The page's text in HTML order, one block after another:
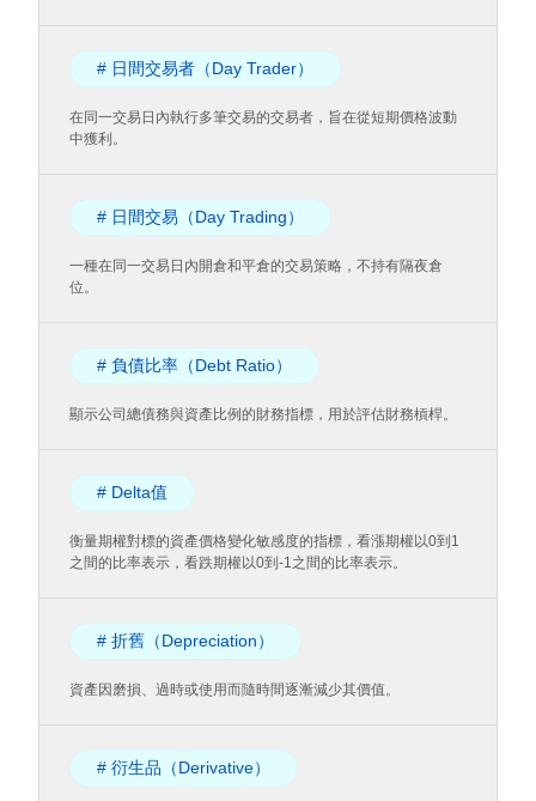
# 日間交易者（Day Trader）
在同一交易日內執行多筆交易的交易者，旨在從短期價格波動
中獲利。
# 日間交易（Day Trading）
一種在同一交易日內開倉和平倉的交易策略，不持有隔夜倉
位。
# 負債比率（Debt Ratio）
顯示公司總債務與資產比例的財務指標，用於評估財務槓桿。
# Delta值
衡量期權對標的資產價格變化敏感度的指標，看漲期權以0到1
之間的比率表示，看跌期權以0到-1之間的比率表示。
# 折舊（Depreciation）
資產因磨損、過時或使用而隨時間逐漸減少其價值。
# 衍生品（Derivative）